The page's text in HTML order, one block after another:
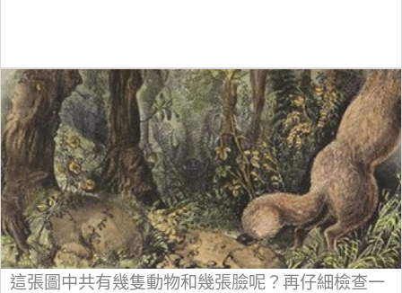
這張圖中共有幾隻動物和幾張臉呢？再仔細檢查一